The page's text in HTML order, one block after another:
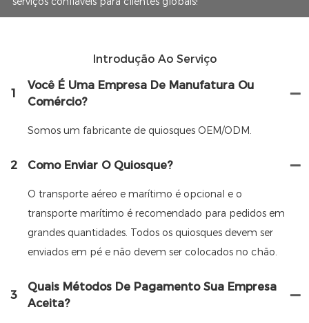
Introdução Ao Serviço
1
Você É Uma Empresa De Manufatura Ou
Comércio?
Somos um fabricante de quiosques OEM/ODM.
2 Como Enviar O Quiosque?
O transporte aéreo e marítimo é opcional e o
transporte marítimo é recomendado para pedidos em
grandes quantidades. Todos os quiosques devem ser
enviados em pé e não devem ser colocados no chão.
3
Quais Métodos De Pagamento Sua Empresa
Aceita?